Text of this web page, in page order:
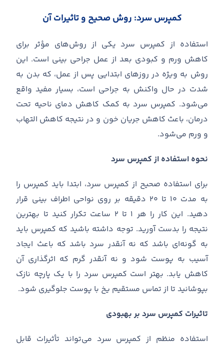
کمپرس سرد: روش صحیح و تاثیرات آن
استفاده از کمپرس سرد یکی از روشهای مؤثر برای
کاهش ورم و کبودی بعد از عمل جراحی بینی است. این
روش به ویژه در روزهای ابتدایی پس از عمل، که بدن به
شدت در حال واکنش به جراحی است، بسیار مفید واقع
میشود. کمپرس سرد به کمک کاهش دمای ناحیه تحت
درمان، باعث کاهش جریان خون و در نتیجه کاهش التهاب
و ورم میشود.
نحوه استفاده از کمپرس سرد
برای استفاده صحیح از کمپرس سرد، ابتدا باید کمپرس را
به مدت ۱۰ تا ۲۰ دقیقه بر روی نواحی اطراف بینی قرار
دهید.
این کار را هر ۱ تا ۲ ساعت تکرار کنید تا بهترین
نتیجه را بدست آورید. توجه داشته باشید که کمپرس باید
به گونهای باشد که نه آنقدر سرد باشد که باعث ایجاد
آسیب به پوست شود و نه آنقدر گرم که اثرگذاری آن
کاهش یابد. بهتر است کمپرس سرد را با یک پارچه نازک
بپوشانید تا از تماس مستقیم یخ با پوست جلوگیری شود.
تاثیرات کمپرس سرد بر بهبودی
استفاده منظم از کمپرس سرد میتواند تأثیرات قابل